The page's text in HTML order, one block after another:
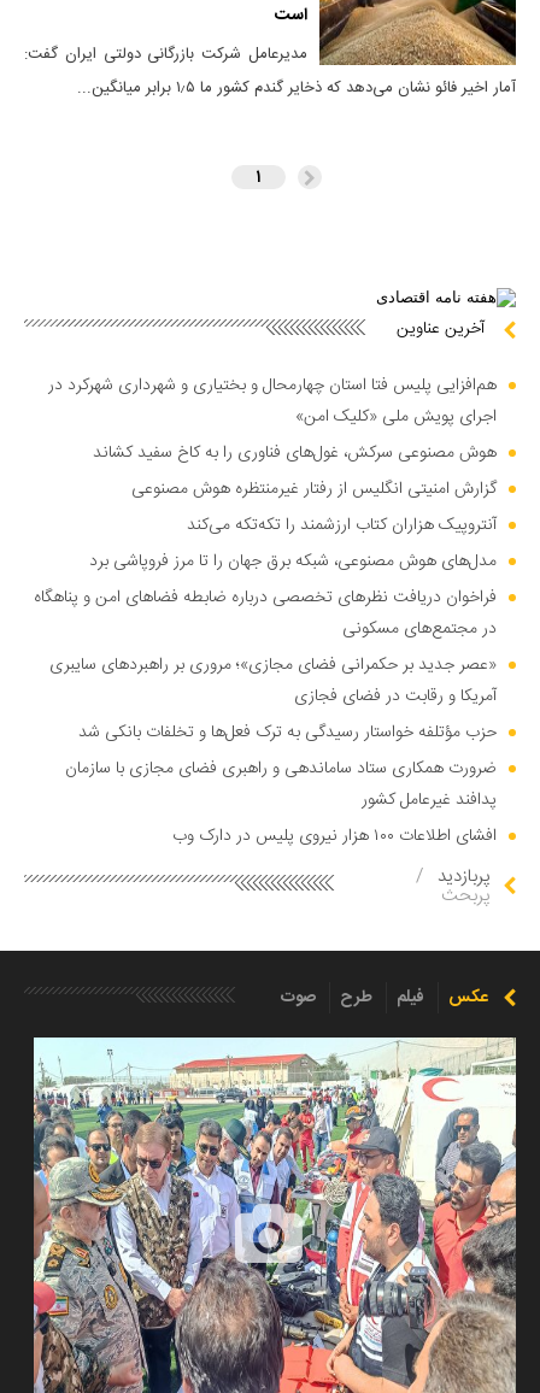
است
مدیرعامل شرکت بازرگانی دولتی ایران گفت:
آمار اخیر فائو نشان می‌دهد که ذخایر گندم کشور ما ۱٫۵ برابر میانگین...
۱
آخرین عناوین
هم‌افزایی پلیس فتا استان چهارمحال و بختیاری و شهرداری شهرکرد در
اجرای پویش ملی «کلیک امن»
هوش مصنوعی سرکش، غول‌های فناوری را به کاخ سفید کشاند
گزارش امنیتی انگلیس از رفتار غیرمنتظره هوش مصنوعی
آنتروپیک هزاران کتاب ارزشمند را تکه‌تکه می‌کند
مدل‌های هوش مصنوعی، شبکه برق جهان را تا مرز فروپاشی برد
فراخوان دریافت نظر‌های تخصصی درباره ضابطه فضا‌های امن و پناهگاه
در مجتمع‌های مسکونی
«عصر جدید بر حکمرانی فضای مجازی»؛ مروری بر راهبرد‌های سایبری
آمریکا و رقابت در فضای فجازی
حزب مؤتلفه خواستار رسیدگی به ترک فعل‌ها و تخلفات بانکی شد
ضرورت همکاری ستاد ساماندهی و راهبری فضای مجازی با سازمان
پدافند غیرعامل کشور
افشای اطلاعات ۱۰۰ هزار نیروی پلیس در دارک وب
پربازدید /
پربحث
عکس فیلم طرح صوت